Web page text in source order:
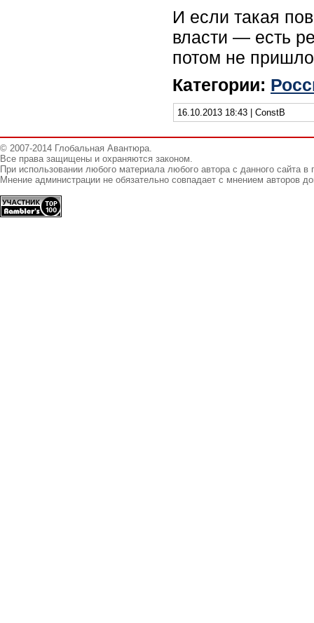
И если такая
власти ― есть
потом не
Категории:
16.10.2013 18:43 | ConstB
© 2007-2014 Глобальная Авантюра.
Все права защищены и охраняются законом.
При использовании любого материала любого автора с данного сайта
Мнение администрации не обязательно совпадает с мнением авторов